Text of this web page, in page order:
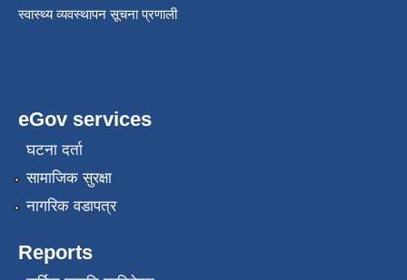
स्वास्थ्य व्यवस्थापन सूचना प्रणाली
eGov services
घटना दर्ता
सामाजिक सुरक्षा
नागरिक वडापत्र
Reports